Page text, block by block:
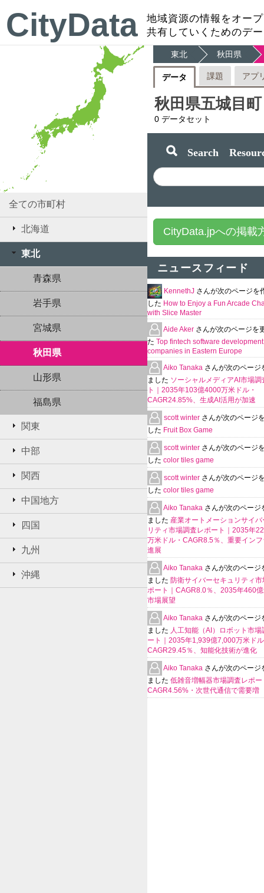
CityData
地域資源の情報をオー
共有していくためのデ
全ての市町村
北海道
東北
青森県
岩手県
宮城県
秋田県
山形県
福島県
関東
中部
関西
中国地方
四国
九州
沖縄
東北 秋田県
データ 課題 アプ
秋田県五城目町
0 データセット
Search
CityData.jpへの掲載
ニュースフィード
KennethJ さんが次のページを
した How to Enjoy a Fun Arcade
with Slice Master
Aide Aker さんが次のページを
た Top fintech software development
companies in Eastern Europe
Aiko Tanaka さんが次のページ
ました ソーシャルメディアAI市場調
ト｜2035年103億4000万米ドル・
CAGR24.85%、生成AI活用が加速
scott winter さんが次のページ
した Fruit Box Game
scott winter さんが次のページ
した color tiles game
scott winter さんが次のページ
した color tiles game
Aiko Tanaka さんが次のページ
ました 産業オートメーションサイ
リティ市場調査レポート｜2035年
万米ドル・CAGR8.5％、重要イン
進展
Aiko Tanaka さんが次のページ
ました 防衛サイバーセキュリティ
ポート｜CAGR8.0％、2035年460
市場展望
Aiko Tanaka さんが次のページ
ました 人工知能（AI）ロボット市場
ート｜2035年1,939億7,000万米ド
CAGR29.45％、知能化技術が進化
Aiko Tanaka さんが次のページ
ました 低雑音増幅器市場調査レポー
CAGR4.56%・次世代通信で需要増